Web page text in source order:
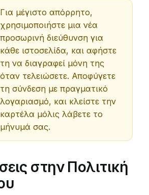
Για μέγιστο απόρρητο,
χρησιμοποιήστε μια νέα
προσωρινή διεύθυνση για
κάθε ιστοσελίδα, και αφήστε
τη να διαγραφεί μόνη της
όταν τελειώσετε. Αποφύγετε
τη σύνδεση με πραγματικό
λογαριασμό, και κλείστε την
καρτέλα μόλις λάβετε το
μήνυμά σας.
στην Πολιτική